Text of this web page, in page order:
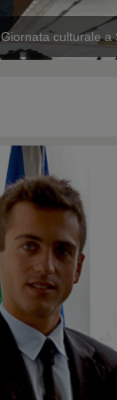
Giornata culturale a